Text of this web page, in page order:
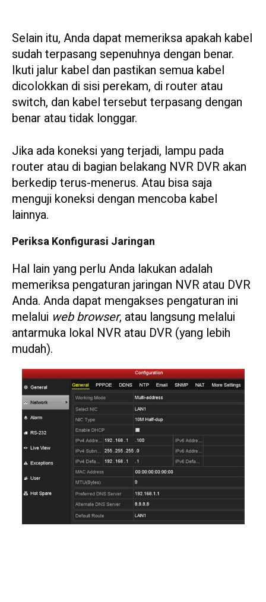
Selain itu, Anda dapat memeriksa apakah kabel
sudah terpasang sepenuhnya dengan benar.
Ikuti jalur kabel dan pastikan semua kabel
dicolokkan di sisi perekam, di router atau
switch, dan kabel tersebut terpasang dengan
benar atau tidak longgar.
Jika ada koneksi yang terjadi, lampu pada
router atau di bagian belakang NVR DVR akan
berkedip terus-menerus. Atau bisa saja
menguji koneksi dengan mencoba kabel
lainnya.
Periksa Konfigurasi Jaringan
Hal lain yang perlu Anda lakukan adalah
memeriksa pengaturan jaringan NVR atau DVR
Anda. Anda dapat mengakses pengaturan ini
melalui web browser, atau langsung melalui
antarmuka lokal NVR atau DVR (yang lebih
mudah).